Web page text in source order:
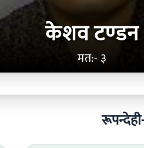
केशव टण्‍डन
मत:- ३